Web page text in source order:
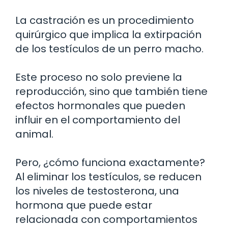
La castración es un procedimiento
quirúrgico que implica la extirpación
de los testículos de un perro macho.
Este proceso no solo previene la
reproducción, sino que también tiene
efectos hormonales que pueden
influir en el comportamiento del
animal.
Pero, ¿cómo funciona exactamente?
Al eliminar los testículos, se reducen
los niveles de testosterona, una
hormona que puede estar
relacionada con comportamientos